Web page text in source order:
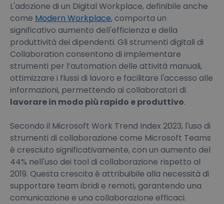
L'adozione di un Digital Workplace, definibile anche
come Modern Workplace, comporta un
significativo aumento dell'efficienza e della
produttività dei dipendenti. Gli strumenti digitali di
Collaboration consentono di implementare
strumenti per l’automation delle attività manuali,
ottimizzare i flussi di lavoro e facilitare l'accesso alle
informazioni, permettendo ai collaboratori di
lavorare in modo più rapido e produttivo.
Secondo il Microsoft Work Trend Index 2023, l'uso di
strumenti di collaborazione come Microsoft Teams
è cresciuto significativamente, con un aumento del
44% nell'uso dei tool di collaborazione rispetto al
2019. Questa crescita è attribuibile alla necessità di
supportare team ibridi e remoti, garantendo una
comunicazione e una collaborazione efficaci.